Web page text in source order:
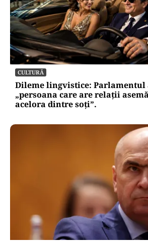
CULTURĂ
Dileme lingvistice: Parlamentul
„persoana care are relații
acelora dintre soți”.